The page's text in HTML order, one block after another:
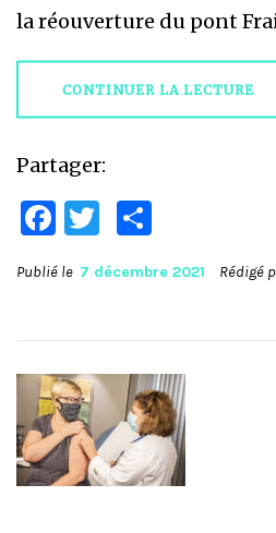
la réouverture du pont
CONTINUER LA LECTURE
Partager:
Facebook
Twitter
Publié le 7 décembre 2021 Rédigé